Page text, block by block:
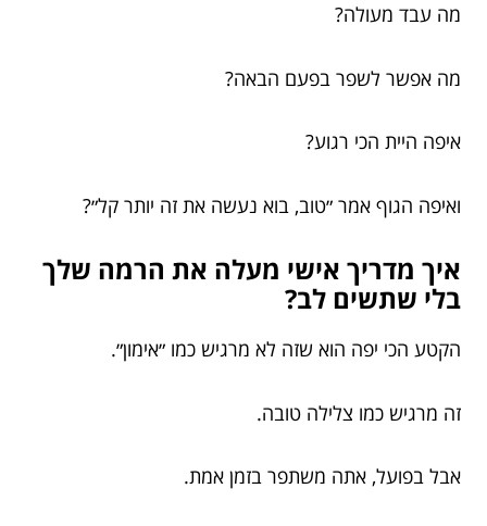
מה עבד מעולה?
מה אפשר לשפר בפעם הבאה?
איפה היית הכי רגוע?
ואיפה הגוף אמר ״טוב, בוא נעשה את זה יותר קל״?
איך מדריך אישי מעלה את הרמה שלך
בלי שתשים לב?
הקטע הכי יפה הוא שזה לא מרגיש כמו ״אימון״.
זה מרגיש כמו צלילה טובה.
אבל בפועל, אתה משתפר בזמן אמת.